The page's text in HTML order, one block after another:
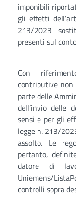
imponibili
gli effetti
213/2023
presenti sul
Con
contributive non
parte delle
dell’invio delle
sensi e per gli
legge n. 213/
assolto. Le
pertanto,
datore di
Uniemens/
controlli sopra